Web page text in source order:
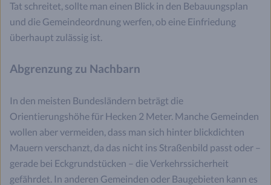
Tat schreitet, sollte man einen Blick in den Bebauungsplan
und die Gemeindeordnung werfen, ob eine Einfriedung
überhaupt zulässig ist.
Abgrenzung zu Nachbarn
In den meisten Bundesländern beträgt die
Orientierungshöhe für Hecken 2 Meter. Manche Gemeinden
wollen aber vermeiden, dass man sich hinter blickdichten
Mauern verschanzt, da das nicht ins Straßenbild passt oder –
gerade bei Eckgrundstücken – die Verkehrssicherheit
gefährdet. In anderen Gemeinden oder Baugebieten kann es